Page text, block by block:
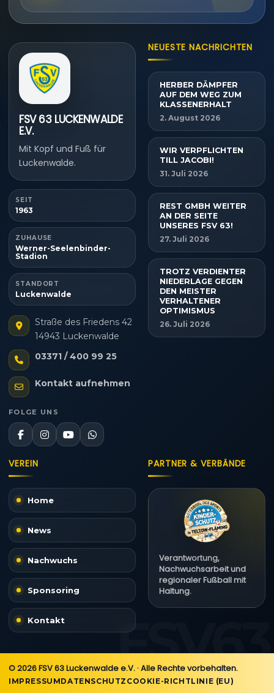
FSV 63 LUCKENWALDE
E.V.
Mit Kopf und Fuß für
Luckenwalde.
SEIT
1963
ZUHAUSE
Werner-Seelenbinder-
Stadion
STANDORT
Luckenwalde
Straße des Friedens 42
14943 Luckenwalde
03371 / 400 99 25
Kontakt aufnehmen
FOLGE UNS
NEUESTE NACHRICHTEN
HERBER DÄMPFER
AUF DEM WEG ZUM
KLASSENERHALT
2. August 2026
WIR VERPFLICHTEN
TILL JACOBI!
31. Juli 2026
REST GMBH WEITER
AN DER SEITE
UNSERES FSV 63!
27. Juli 2026
TROTZ VERDIENTER
NIEDERLAGE GEGEN
DEN MEISTER
VERHALTENER
OPTIMISMUS
26. Juli 2026
VEREIN
Home
News
Nachwuchs
Sponsoring
Kontakt
PARTNER & VERBÄNDE
Verantwortung,
Nachwuchsarbeit und
regionaler Fußball mit
Haltung.
© 2026 FSV 63 Luckenwalde e.V. · Alle Rechte vorbehalten.
IMPRESSUMDATENSCHUTZ COOKIE-RICHTLINIE (EU)